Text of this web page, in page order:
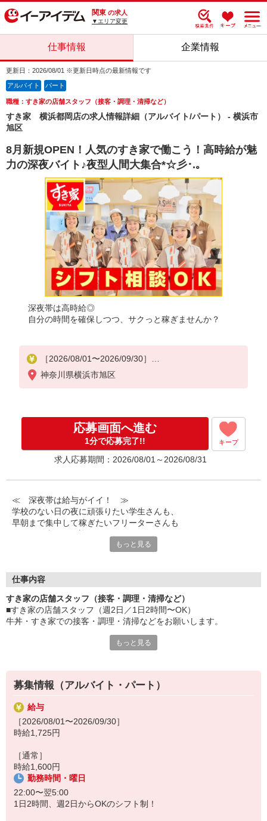
関東 の求人
▼エリア変更
仕事情報 企業情報
更新日：2026/08/01 ※更新日時点の最新情報です
アルバイト パート
職種：すき家の店舗スタッフ（接客・調理・清掃など）
すき家 横浜都岡店の求人情報詳細（アルバイト/パート） - 横浜市
旭区
8月新規OPEN！人気のすき家で働こう！高時給が魅
力の深夜バイト♪夜型人間大集合*☆彡･.｡
深夜帯は高時給◎
自分の時間を確保しつつ、サクっと稼ぎませんか？
［2026/08/01〜2026/09/30］
時給1,725円
神奈川県横浜市旭区
応募画面へ進む
1分で応募完了!! キープ
求人応募期間：2026/08/01～2026/08/31
≪ 深夜帯は給与がイイ！ ≫
学校のない日の夜に頑張りたい学生さんも、
早朝まで集中して稼ぎたいフリーターさんも
オシャレを捨てる必要はありません！
急な出費も安心♪
■社員登用あり
将来を考えている方は必見です。
なか卯、かつ庵、ココス、ジョリーパスタ、ビッグボーイ、華屋
ョーグループ！
その中のひとつ『すき家』でお仕事しませんか？
もっと見る
仕事内容
すき家の店舗スタッフ（接客・調理・清掃など）
■すき家の店舗スタッフ（週2日／1日2時間〜OK）
牛丼・すき家での接客・調理・清掃などをお願いします。
あなたの笑顔で！
すばやく提供！
他にも、食材の調整や金銭管理、新しく入社したクルーの研修など
様々なお仕事があります。
セルフオーダー、セルフ会計で、現金の受け渡しはほとんどありま
取り間違いもなく安心でスムーズ♪
マニュアルも用意していますので飲食店が初めての方でも大丈夫！
もちろん先輩クルーがしっかり教えてくれるので安心してくださ
い。
もっと見る
募集情報（アルバイト・パート）
給与
［2026/08/01〜2026/09/30］
時給1,725円
［通常］
時給1,600円
勤務時間・曜日
22:00〜翌5:00
1日2時間、週2日からOKのシフト制！